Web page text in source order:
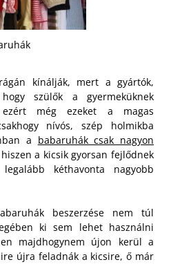
kínálják, mert a gyártók,
szülők a gyermeküknek
ezért még ezeket a magas
nívós, szép holmikba
a babaruhák csak nagyon
a kicsik gyorsan fejlődnek
kéthavonta nagyobb
beszerzése nem túl
ki sem lehet használni
majdhogynem újon kerül a
újra feladnák a kicsire, ő már